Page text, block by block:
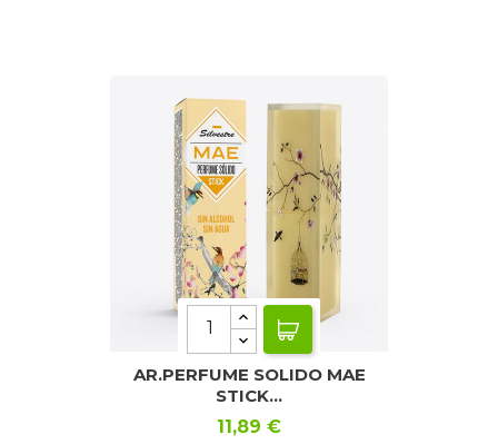
AR.PERFUME SOLIDO MAE
STICK...
Precio
11,89 €